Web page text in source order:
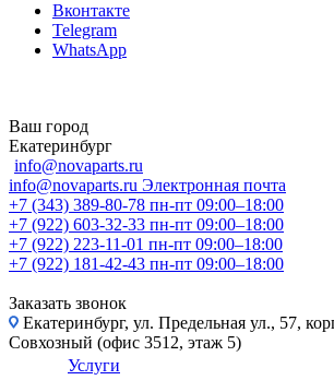
Вконтакте
Telegram
WhatsApp
Ваш город
Екатеринбург
info@novaparts.ru
info@novaparts.ru Электронная почта
+7 (343) 389-80-78 пн-пт 09:00–18:00
+7 (922) 603-32-33 пн-пт 09:00–18:00
+7 (922) 223-11-01 пн-пт 09:00–18:00
+7 (922) 181-42-43 пн-пт 09:00–18:00
Заказать звонок
Екатеринбург, ул. Предельная ул., 57,
Совхозный (офис 3512, этаж 5)
Услуги